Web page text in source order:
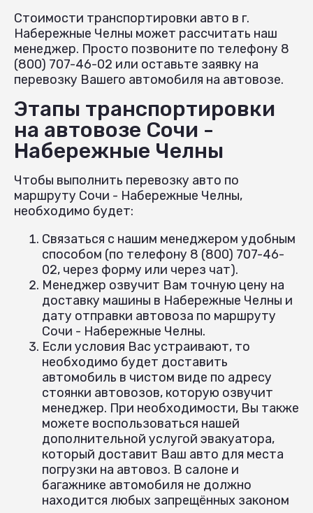
Стоимости транспортировки авто в г.
Набережные Челны может рассчитать наш
менеджер. Просто позвоните по телефону 8
(800) 707-46-02 или оставьте заявку на
перевозку Вашего автомобиля на автовозе.
Этапы транспортировки
на автовозе Сочи -
Набережные Челны
Чтобы выполнить перевозку авто по
маршруту Сочи - Набережные Челны,
необходимо будет:
Связаться с нашим менеджером удобным
способом (по телефону 8 (800) 707-46-
02, через форму или через чат).
Менеджер озвучит Вам точную цену на
доставку машины в Набережные Челны и
дату отправки автовоза по маршруту
Сочи - Набережные Челны.
Если условия Вас устраивают, то
необходимо будет доставить
автомобиль в чистом виде по адресу
стоянки автовозов, которую озвучит
менеджер. При необходимости, Вы также
можете воспользоваться нашей
дополнительной услугой эвакуатора,
который доставит Ваш авто для места
погрузки на автовоз. В салоне и
багажнике автомобиля не должно
находится любых запрещённых законом